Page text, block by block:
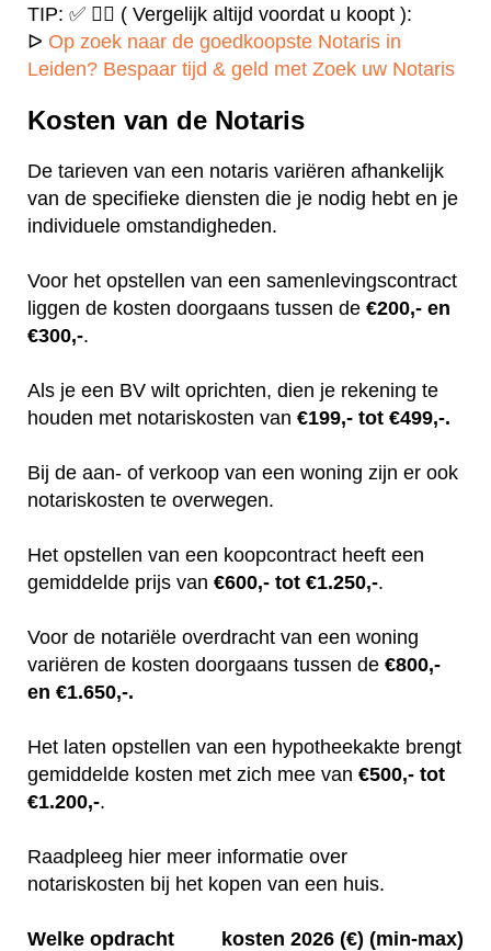
TIP: ✅ ✍🏻 ( Vergelijk altijd voordat u koopt ):
ᐅ Op zoek naar de goedkoopste Notaris in
Leiden? Bespaar tijd & geld met Zoek uw Notaris
Kosten van de Notaris
De tarieven van een notaris variëren afhankelijk
van de specifieke diensten die je nodig hebt en je
individuele omstandigheden.
Voor het opstellen van een samenlevingscontract
liggen de kosten doorgaans tussen de €200,- en
€300,-.
Als je een BV wilt oprichten, dien je rekening te
houden met notariskosten van €199,- tot €499,-.
Bij de aan- of verkoop van een woning zijn er ook
notariskosten te overwegen.
Het opstellen van een koopcontract heeft een
gemiddelde prijs van €600,- tot €1.250,-.
Voor de notariële overdracht van een woning
variëren de kosten doorgaans tussen de €800,-
en €1.650,-.
Het laten opstellen van een hypotheekakte brengt
gemiddelde kosten met zich mee van €500,- tot
€1.200,-.
Raadpleeg hier meer informatie over
notariskosten bij het kopen van een huis.
Welke opdracht kosten 2026 (€) (min-max)